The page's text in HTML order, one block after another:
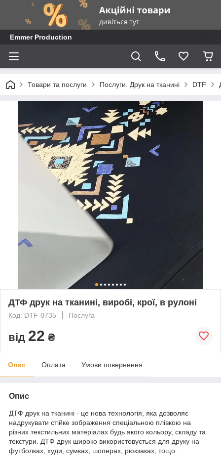
Emmer Production
Товари та послуги Послуги. Друк на тканині DTF
ДТФ друк на тканині, виробі, крої, в рулоні
Код: DTF-0735 Послуга
від 22 ₴
Опис Оплата Умови повернення
Опис
ДТФ друк на тканині - це нова технологія, яка дозволяє
надрукувати стійке зображення спеціальною плівкою на
різних текстильних матеріалах будь якого кольору, складу та
текстури. ДТФ друк широко використовується для друку на
футболках, худи, сумках, шоперах, рюкзаках, тощо.